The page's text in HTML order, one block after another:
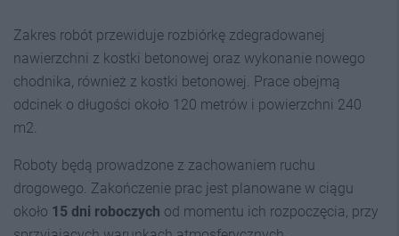
Zakres robót przewiduje rozbiórkę zdegradowanej
nawierzchni z kostki betonowej oraz wykonanie nowego
chodnika, również z kostki betonowej. Prace obejmą
odcinek o długości około 120 metrów i powierzchni 240
m2.
Roboty będą prowadzone z zachowaniem ruchu
drogowego. Zakończenie prac jest planowane w ciągu
około 15 dni roboczych od momentu ich rozpoczęcia, przy